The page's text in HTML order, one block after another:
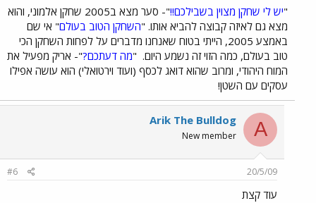
"יש לי שחקן מצוין בשבילכם!!
"- סער מצא ב2005 שחקן אלמוני, והוא
מצא גם לאיזה קבוצה להביא אותו. "השחקן הטוב בעולם" אי שם
באמצע 2005, הייתי בטוח שאנחנו מדברים על לפחות השחקן הכי
טוב בעולם, כמה הזוי זה נשמע היום. "מה דעתכם?"- אריק מפעיל את
המוח היהודי, ומרוב שהוא דואג לכסף (ועוד וירטואלי) הוא עושה אפילו
עסקים עם השטן!
A
Arik The Bulldog
New member
20/5/09
#6
עוד קצת